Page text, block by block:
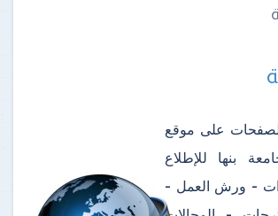
على موقع
بنها للإطلاع
- ورش العمل -